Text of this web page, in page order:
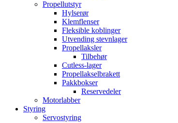
Propellutstyr
Hylserør
Klemflenser
Fleksible koblinger
Utvending stevnlager
Propellaksler
Tilbehør
Cutless-lager
Propellakselbrakett
Pakkbokser
Reservedeler
Motorlabber
Styring
Servostyring